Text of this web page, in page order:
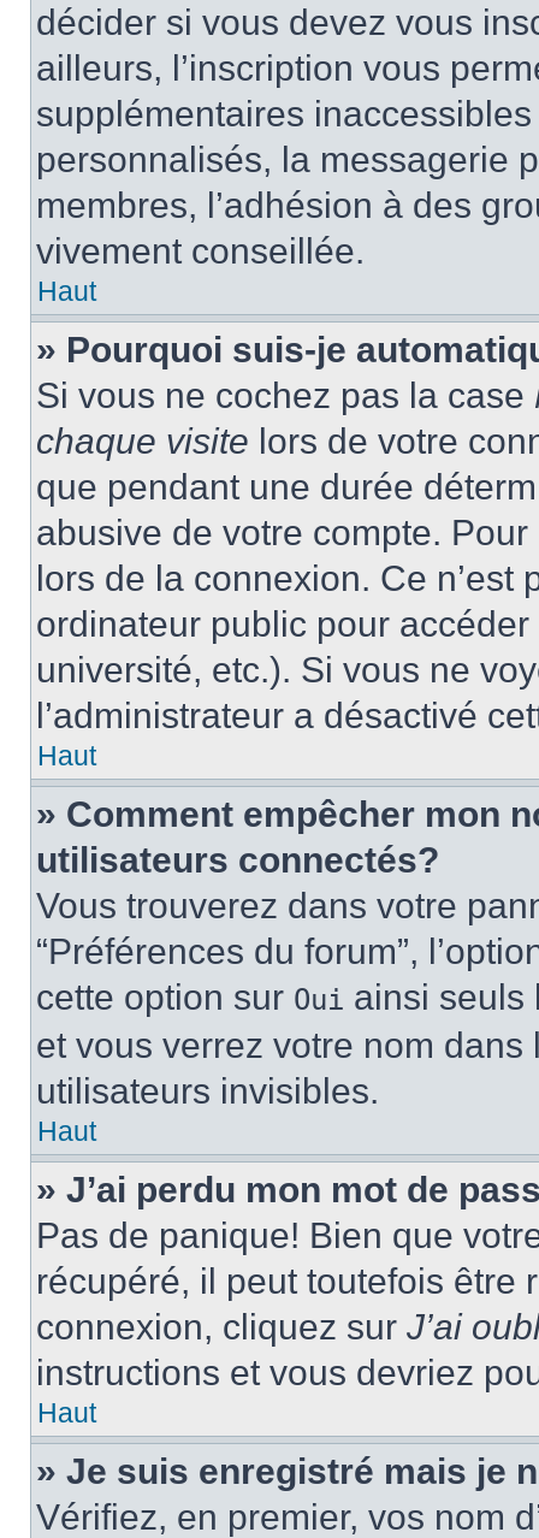
décider si vous devez vous
ailleurs, l’inscription vous
supplémentaires
personnalisés, la messagerie
membres, l’adhésion à des
vivement conseillée.
Haut
» Pourquoi suis-je
Si vous ne cochez pas la case
chaque visite lors de votre
que pendant une durée
abusive de votre compte.
lors de la connexion. Ce
ordinateur public pour
université, etc.). Si vous ne
l’administrateur a désactivé
Haut
» Comment empêcher mon
utilisateurs connectés?
Vous trouverez dans votre
“Préférences du forum”,
cette option sur Oui ainsi seuls
et vous verrez votre nom
utilisateurs invisibles.
Haut
» J’ai perdu mon mot de
Pas de panique! Bien que
récupéré, il peut toutefois être
connexion, cliquez sur J’ai
instructions et vous devriez
Haut
» Je suis enregistré mais je
Vérifiez, en premier, vos nom